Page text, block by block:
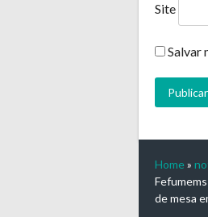
Site
Salvar
Home »
de mesa